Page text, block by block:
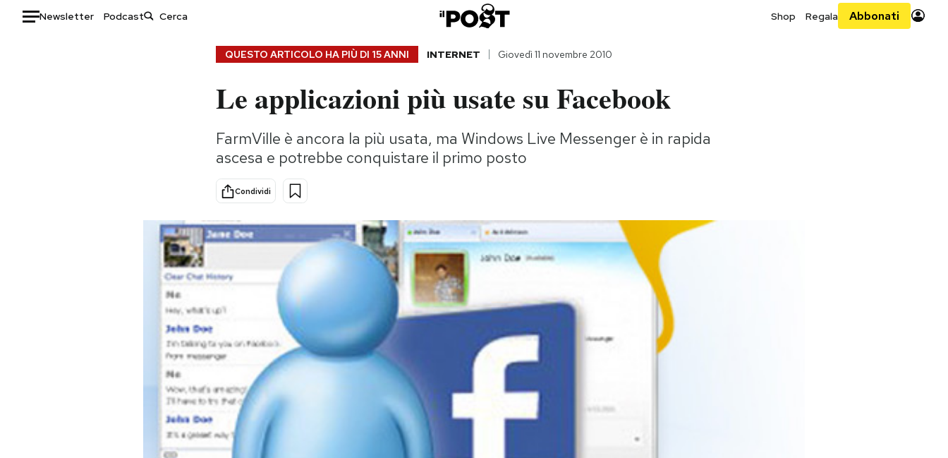
Newsletter Podcast Shop Regala Abbonati
Consumismi
Storie/Idee
Ok Boomer!
Media
Europa
Altrecose
Mondiali calcio 2026
QUESTO ARTICOLO HA PIÙ DI 15 ANNI INTERNET Giovedì 11 novembre 2010
Le applicazioni più usate su Facebook
FarmVille è ancora la più usata, ma Windows Live Messenger è in rapida
ascesa e potrebbe conquistare il primo posto
Condividi